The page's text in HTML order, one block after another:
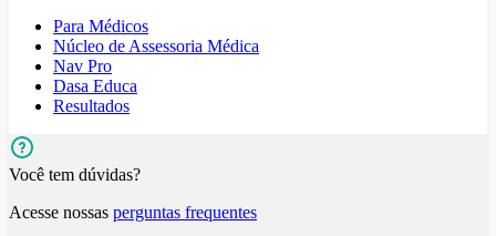
Para Médicos
Núcleo de Assessoria Médica
Nav Pro
Dasa Educa
Resultados
Você tem dúvidas?
Acesse nossas perguntas frequentes